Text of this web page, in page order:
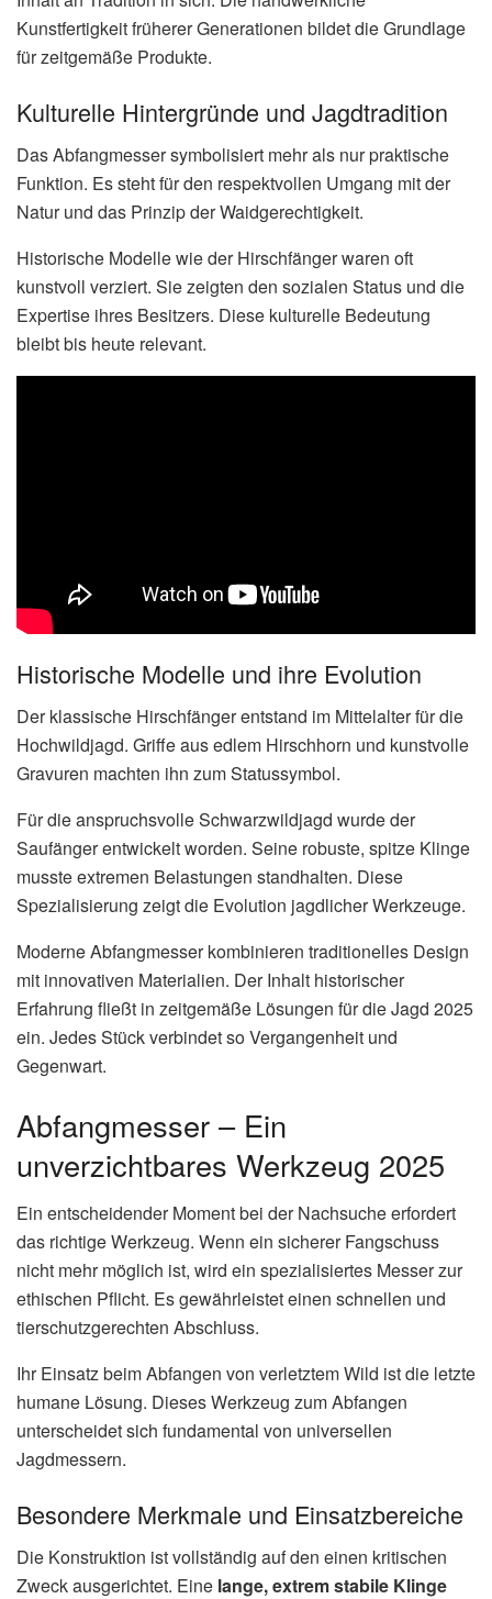
Kunstfertigkeit früherer Generationen bildet die Grundlage
für zeitgemäße Produkte.
Kulturelle Hintergründe und Jagdtradition
Das Abfangmesser symbolisiert mehr als nur praktische
Funktion. Es steht für den respektvollen Umgang mit der
Natur und das Prinzip der Waidgerechtigkeit.
Historische Modelle wie der Hirschfänger waren oft
kunstvoll verziert. Sie zeigten den sozialen Status und die
Expertise ihres Besitzers. Diese kulturelle Bedeutung
bleibt bis heute relevant.
Historische Modelle und ihre Evolution
Der klassische Hirschfänger entstand im Mittelalter für die
Hochwildjagd. Griffe aus edlem Hirschhorn und kunstvolle
Gravuren machten ihn zum Statussymbol.
Für die anspruchsvolle Schwarzwildjagd wurde der
Saufänger entwickelt worden. Seine robuste, spitze Klinge
musste extremen Belastungen standhalten. Diese
Spezialisierung zeigt die Evolution jagdlicher Werkzeuge.
Moderne Abfangmesser kombinieren traditionelles Design
mit innovativen Materialien. Der Inhalt historischer
Erfahrung fließt in zeitgemäße Lösungen für die Jagd 2025
ein. Jedes Stück verbindet so Vergangenheit und
Gegenwart.
Abfangmesser – Ein
unverzichtbares Werkzeug 2025
Ein entscheidender Moment bei der Nachsuche erfordert
das richtige Werkzeug. Wenn ein sicherer Fangschuss
nicht mehr möglich ist, wird ein spezialisiertes Messer zur
ethischen Pflicht. Es gewährleistet einen schnellen und
tierschutzgerechten Abschluss.
Ihr Einsatz beim Abfangen von verletztem Wild ist die letzte
humane Lösung. Dieses Werkzeug zum Abfangen
unterscheidet sich fundamental von universellen
Jagdmessern.
Besondere Merkmale und Einsatzbereiche
Die Konstruktion ist vollständig auf den einen kritischen
Zweck ausgerichtet. Eine lange, extrem stabile Klinge